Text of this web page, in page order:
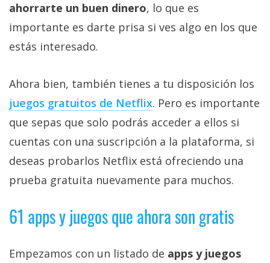
ahorrarte un buen dinero, lo que es
importante es darte prisa si ves algo en los que
estás interesado.
Ahora bien, también tienes a tu disposición los
juegos gratuitos de Netflix‎. Pero es importante
que sepas que solo podrás acceder a ellos si
cuentas con una suscripción a la plataforma, si
deseas probarlos Netflix está ofreciendo una
prueba gratuita nuevamente para muchos.
61 apps y juegos que ahora son gratis
Empezamos con un listado de apps y juegos